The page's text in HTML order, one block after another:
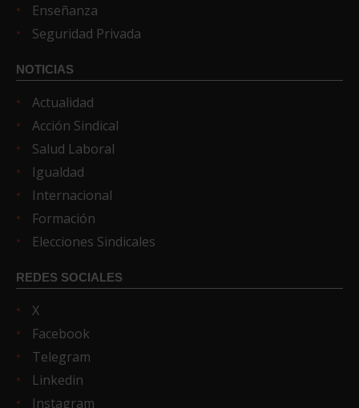
Enseñanza
Seguridad Privada
NOTICIAS
Actualidad
Acción Sindical
Salud Laboral
Igualdad
Internacional
Formación
Elecciones Sindicales
REDES SOCIALES
X
Facebook
Telegram
Linkedin
Instagram